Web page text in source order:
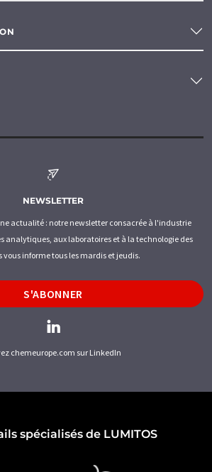
NEWSLETTER
actualité : notre newsletter consacrée à l'industrie
analytiques, aux laboratoires et à la technologie des
vous informe tous les mardis et jeudis.
S'ABONNER
chemeurope.com sur LinkedIn
spécialisés de LUMITOS